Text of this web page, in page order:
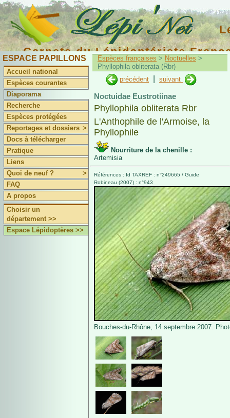
Carnets du Lépidoptériste
ESPACE PAPILLONS
Accueil national
Espèces courantes
Diaporama
Recherche
Espèces protégées
Reportages et dossiers >
Docs à télécharger
Pratique
Liens
Quoi de neuf ?
>
FAQ
A propos
Choisir un
département >>
Espace Lépidoptères >>
Espèces françaises > Noctuelles >
Phyllophila obliterata (Rbr)
précédent
suivant
Noctuidae Eustrotiinae
Phyllophila obliterata Rbr
L'Anthophile de l'Armoise, la
Phyllophile
Nourriture de la chenille :
Artemisia
Références : Id TAXREF : n°249665 / Guide
Robineau (2007) : n°943
Bouches-du-Rhône, 14 septembre 2007.